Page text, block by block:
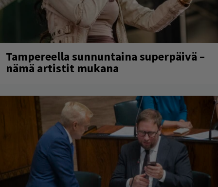
Tampereella sunnuntaina superpäivä –
nämä artistit mukana